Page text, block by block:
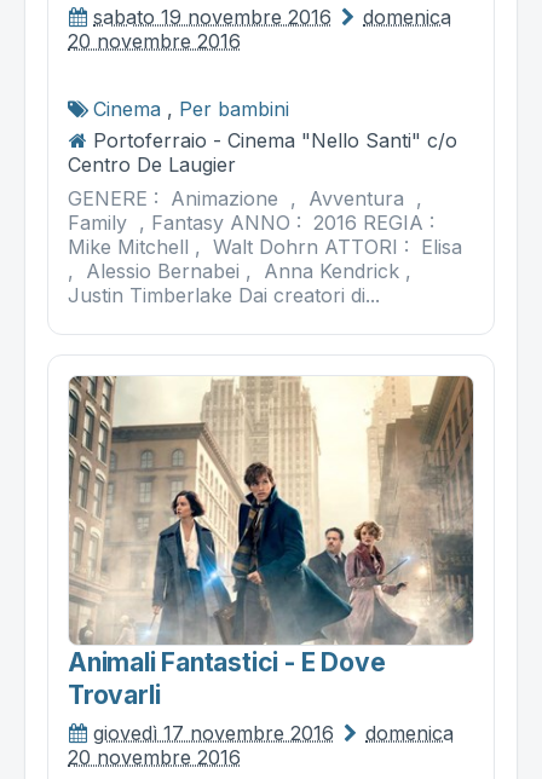
sabato 19 novembre 2016
domenica
20 novembre 2016
Cinema , Per bambini
Portoferraio - Cinema "Nello Santi" c/o
Centro De Laugier
GENERE : Animazione , Avventura ,
Family , Fantasy ANNO : 2016 REGIA :
Mike Mitchell , Walt Dohrn ATTORI : Elisa
, Alessio Bernabei , Anna Kendrick ,
Justin Timberlake Dai creatori di...
Animali Fantastici - E Dove
Trovarli
giovedì 17 novembre 2016
domenica
20 novembre 2016